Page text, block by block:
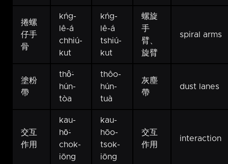
捲螺
仔手
骨
kńg-
lê-á
chhiú-
kut
kńg-
lê-á
tshiú-
kut
螺旋
手
臂、
旋臂
spiral arms
塗粉
帶
thô͘-
hún-
tòa
thôo-
hún-
tuà
灰塵
帶
dust lanes
交互
作用
kau-
hō͘-
chok-
iōng
kau-
hōo-
tsok-
iōng
交互
作用
interaction